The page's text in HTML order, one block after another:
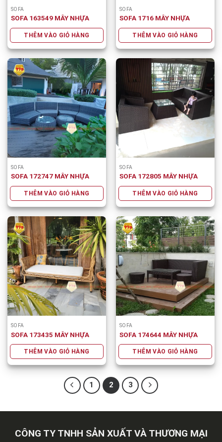
SOFA
SOFA 163549 MÂY NHỰA
THÊM VÀO GIỎ HÀNG
SOFA
SOFA 1716 MÂY NHỰA
THÊM VÀO GIỎ HÀNG
SOFA
SOFA 172747 MÂY NHỰA
THÊM VÀO GIỎ HÀNG
SOFA
SOFA 172805 MÂY NHỰA
THÊM VÀO GIỎ HÀNG
SOFA
SOFA 173435 MÂY NHỰA
THÊM VÀO GIỎ HÀNG
SOFA
SOFA 174644 MÂY NHỰA
THÊM VÀO GIỎ HÀNG
1 2 3
CÔNG TY TNHH SẢN XUẤT VÀ THƯƠNG MẠI